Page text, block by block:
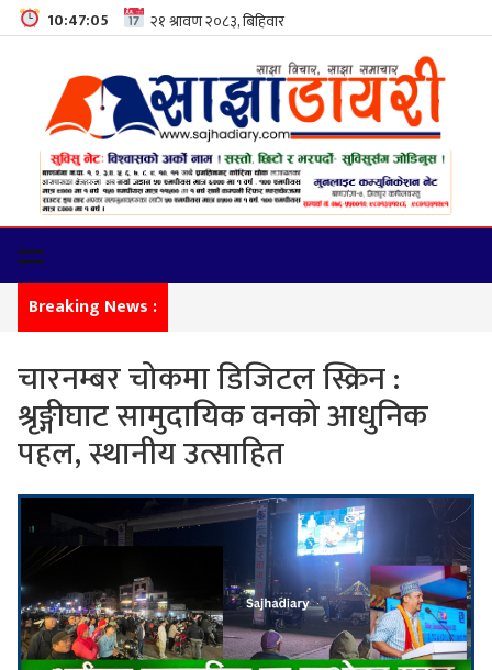
10:47:06
Breaking News :
चारनम्बर चोकमा डिजिटल स्क्रिन :
श्रृङ्गीघाट सामुदायिक वनको आधुनिक
पहल, स्थानीय उत्साहित